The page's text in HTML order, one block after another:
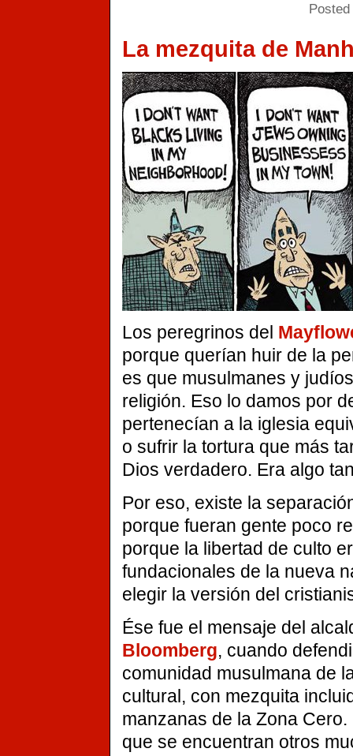
La mezquita de
Los peregrinos del
porque querían huir de la
es que musulmanes y
religión. Eso lo damos por
pertenecían a la iglesia
o sufrir la tortura que más
Dios verdadero. Era algo
Por eso, existe la
porque fueran gente poco
porque la libertad de culto
fundacionales de la nueva
elegir la versión del
Ése fue el mensaje del
Bloomberg, cuando
comunidad musulmana de
cultural, con mezquita
manzanas de la Zona
que se encuentran otros